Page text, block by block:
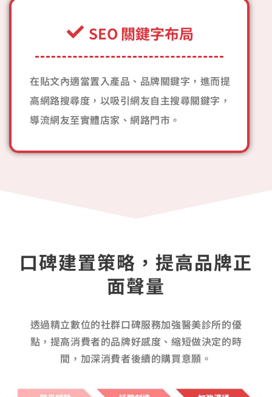
SEO 關鍵字布局
在貼文內適當置入產品、品牌關鍵字，進而提
高網路搜尋度，以吸引網友自主搜尋關鍵字，
導流網友至實體店家、網路門市。
口碑建置策略，提高品牌正
面聲量
透過精立數位的社群口碑服務加強醫美診所的優
點，提高消費者的品牌好感度、縮短做決定的時
間，加深消費者後續的購買意願。